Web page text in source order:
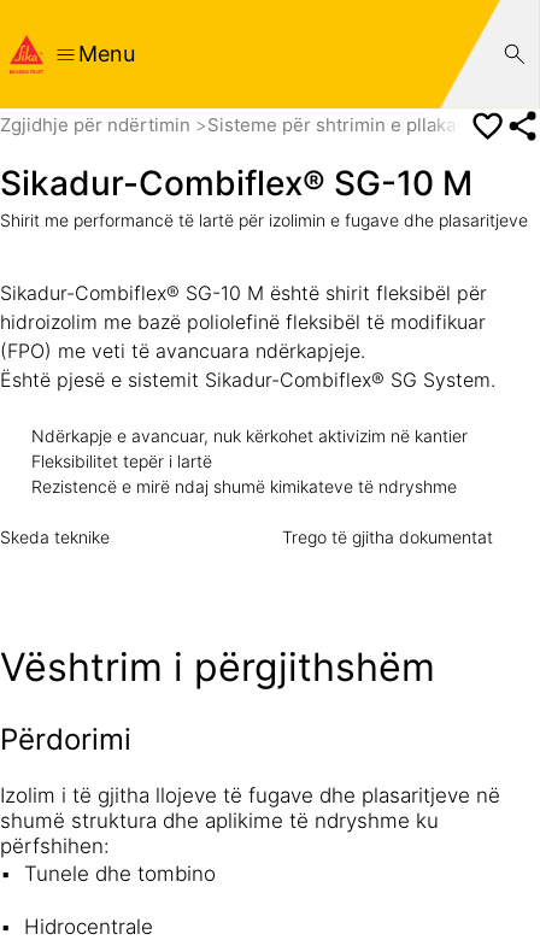
Menu
Zgjidhje për ndërtimin Sisteme për shtrimin e pllakave
Sikadur-Combiflex® SG-10 M
Shirit me performancë të lartë për izolimin e fugave dhe plasaritjeve
Sikadur-Combiflex® SG-10 M është shirit fleksibël për
hidroizolim me bazë poliolefinë fleksibël të modifikuar
(FPO) me veti të avancuara ndërkapjeje.
Është pjesë e sistemit Sikadur-Combiflex® SG System.
Ndërkapje e avancuar, nuk kërkohet aktivizim në kantier
Fleksibilitet tepër i lartë
Rezistencë e mirë ndaj shumë kimikateve të ndryshme
Skeda teknike Trego të gjitha dokumentat
Vështrim i përgjithshëm
Përdorimi
Izolim i të gjitha llojeve të fugave dhe plasaritjeve në
shumë struktura dhe aplikime të ndryshme ku
përfshihen:
Tunele dhe tombino
Hidrocentrale